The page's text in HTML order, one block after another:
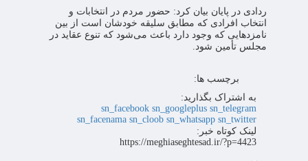
ردادی در پایان بیان کرد: حضور مردم در انتخابات و
انتخاب افرادی که مطابق سلیقه خودشان است از بین
نامزدهایی که وجود دارد باعث می‌شود که تنوع عقاید در
مجلس تأمین شود.
برچسب ها:
به اشتراک بگذارید:
sn_facebook sn_googleplus sn_telegram
sn_facenama sn_cloob sn_whatsapp sn_twitter
لینک کوتاه خبر:
https://meghiaseghtesad.ir/?p=4423